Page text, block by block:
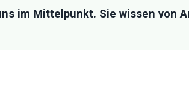
im Mittelpunkt. Sie wissen von